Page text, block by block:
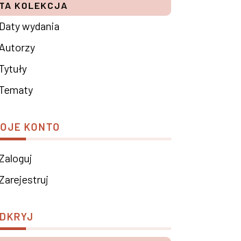
TA KOLEKCJA
Daty wydania
Autorzy
KONTO